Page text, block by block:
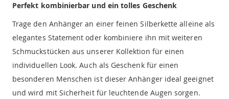
Perfekt kombinierbar und ein tolles Geschenk
Trage den Anhänger an einer feinen Silberkette alleine als
elegantes Statement oder kombiniere ihn mit weiteren
Schmuckstücken aus unserer Kollektion für einen
individuellen Look. Auch als Geschenk für einen
besonderen Menschen ist dieser Anhänger ideal geeignet
und wird mit Sicherheit für leuchtende Augen sorgen.